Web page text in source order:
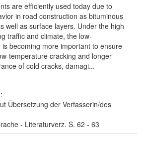
are efficiently used today due to
in road construction as bituminous
well as surface layers. Under the high
traffic and climate, the low-
becoming more important to ensure
temperature cracking and longer
of cold cracks, damagi...
Übersetzung der Verfasserin/des
- Literaturverz. S. 62 - 63